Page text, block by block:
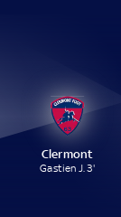
Clermont
Gastien J. 3'